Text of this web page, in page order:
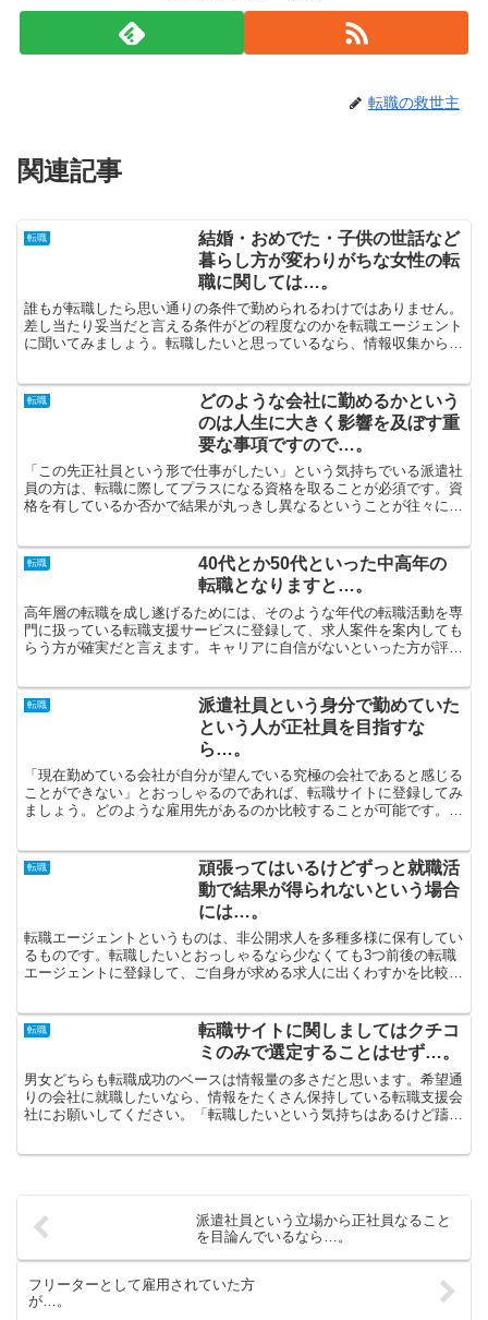
転職の救世主
関連記事
転職
結婚・おめでた・子供の世話など
暮らし方が変わりがちな女性の転
職に関しては…。
誰もが転職したら思い通りの条件で勤められるわけではありません。
差し当たり妥当だと言える条件がどの程度なのかを転職エージェント
に聞いてみましょう。転職したいと思っているなら、情報収集から開
転職
どのような会社に勤めるかという
のは人生に大きく影響を及ぼす重
要な事項ですので…。
「この先正社員という形で仕事がしたい」という気持ちでいる派遣社
員の方は、転職に際してプラスになる資格を取ることが必須です。資
格を有しているか否かで結果が丸っきし異なるということが往々にし
転職
40代とか50代といった中高年の
転職となりますと…。
高年層の転職を成し遂げるためには、そのような年代の転職活動を専
門に扱っている転職支援サービスに登録して、求人案件を案内しても
らう方が確実だと言えます。キャリアに自信がないといった方が評価
転職
派遣社員という身分で勤めていた
という人が正社員を目指すな
ら…。
「現在勤めている会社が自分が望んでいる究極の会社であると感じる
ことができない」とおっしゃるのであれば、転職サイトに登録してみ
ましょう。どのような雇用先があるのか比較することが可能です。条
転職
頑張ってはいるけどずっと就職活
動で結果が得られないという場合
には…。
転職エージェントというものは、非公開求人を多種多様に保有してい
るものです。転職したいとおっしゃるなら少なくても3つ前後の転職
エージェントに登録して、ご自身が求める求人に出くわすかを比較し
転職
転職サイトに関しましてはクチコ
ミのみで選定することはせず…。
男女どちらも転職成功のベースは情報量の多さだと思います。希望通
りの会社に就職したいなら、情報をたくさん保持している転職支援会
社にお願いしてください。「転職したいという気持ちはあるけど躊躇
派遣社員という立場から正社員なること
を目論んでいるなら…。
フリーターとして雇用されていた方
が…。